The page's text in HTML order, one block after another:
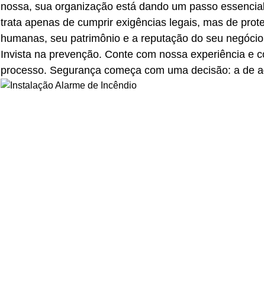
nossa, sua organização está dando um passo
trata apenas de cumprir exigências legais, mas de
humanas, seu patrimônio e a reputação do seu
Invista na prevenção. Conte com nossa experiência e
processo. Segurança começa com uma decisão: a de